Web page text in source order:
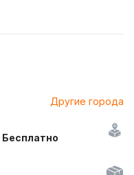
Другие города
Бесплатно